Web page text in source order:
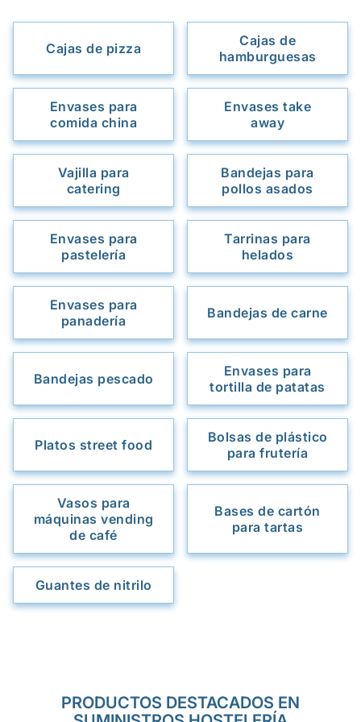
Cajas de pizza
Cajas de
hamburguesas
Envases para
comida china
Envases take
away
Vajilla para
catering
Bandejas para
pollos asados
Envases para
pastelería
Tarrinas para
helados
Envases para
panadería
Bandejas de carne
Bandejas pescado
Envases para
tortilla de patatas
Platos street food
Bolsas de plástico
para frutería
Vasos para
máquinas vending
de café
Bases de cartón
para tartas
Guantes de nitrilo
PRODUCTOS DESTACADOS EN